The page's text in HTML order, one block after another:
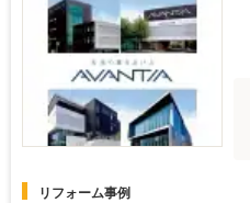
リフォーム事例